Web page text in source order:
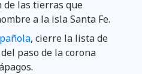
de las tierras que
a la isla Santa Fe.
, cierre la lista de
paso de la corona